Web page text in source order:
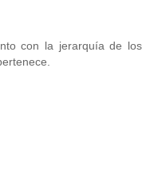
con la jerarquía de los